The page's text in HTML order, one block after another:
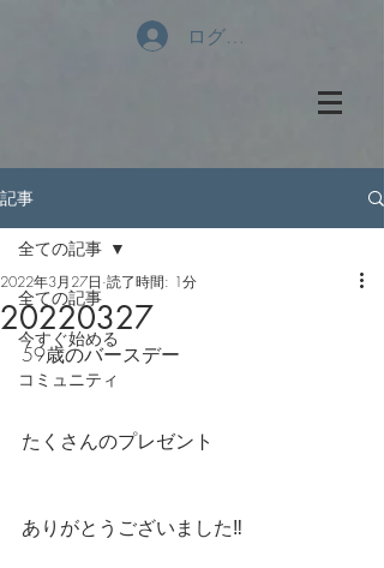
ログイン
記事
全ての記事
今すぐ始める
コミュニティ
全ての記事
20220327
2022年3月27日 読了時間: 1分
59歳のバースデー
たくさんのプレゼント
ありがとうございました‼️